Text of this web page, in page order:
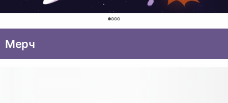
Мерч